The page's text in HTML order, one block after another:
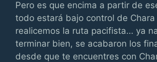
Pero es que encima a partir de
todo estará bajo control de Chara
realicemos la ruta pacifista… ya
terminar bien, se acabaron los
desde que te encuentres con